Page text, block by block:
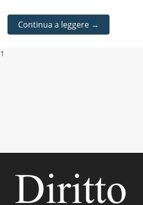
Continua a leggere →
1